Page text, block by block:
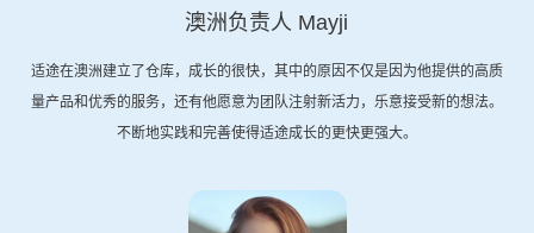
澳洲负责人 Mayji
适途在澳洲建立了仓库，成长的很快，其中的原因不仅是因为他提供的高质
量产品和优秀的服务，还有他愿意为团队注射新活力，乐意接受新的想法。
不断地实践和完善使得适途成长的更快更强大。